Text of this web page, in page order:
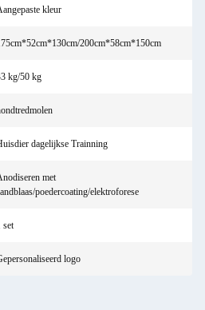
kleur
200cm*58cm*150cm
kg/50 kg
dagelijkse Trainning
met
poedercoating/elektroforese
set
logo